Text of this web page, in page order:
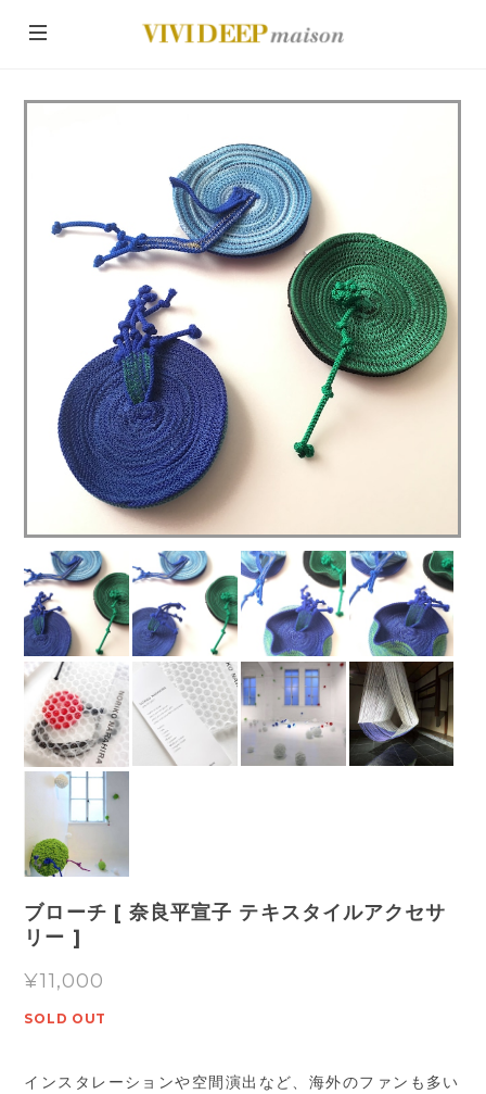
ブローチ [ 奈良平宣子 テキスタイルアクセサ
リー ]
¥11,000
SOLD OUT
インスタレーションや空間演出など、海外のファンも多い